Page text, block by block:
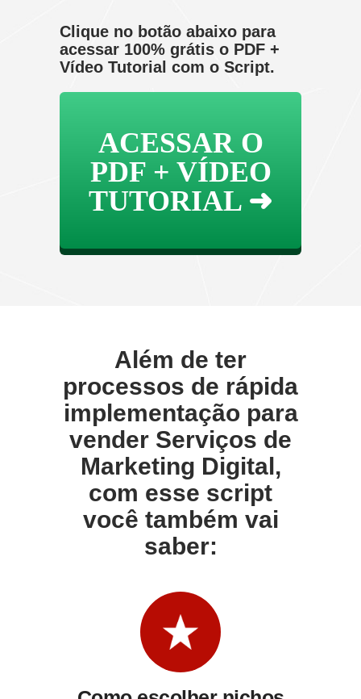
Clique no botão abaixo para
acessar 100% grátis o PDF +
Vídeo Tutorial com o Script.
ACESSAR O
PDF + VÍDEO
TUTORIAL ➜
Além de ter
processos de rápida
implementação para
vender Serviços de
Marketing Digital,
com esse script
você também vai
saber: